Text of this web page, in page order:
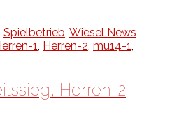
Spielbetrieb, Wiesel News
1, Herren-2, mu14-1,
Herren-2